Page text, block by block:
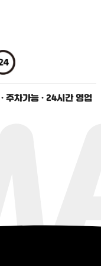
주차가능 · 24시간 영업